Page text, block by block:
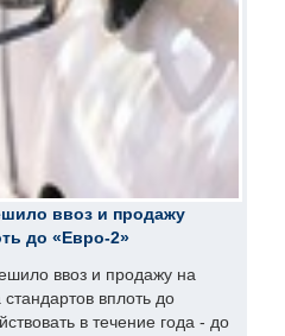
ввоз и продажу
до «Евро-2»
ввоз и продажу на
вплоть до
в течение года - до